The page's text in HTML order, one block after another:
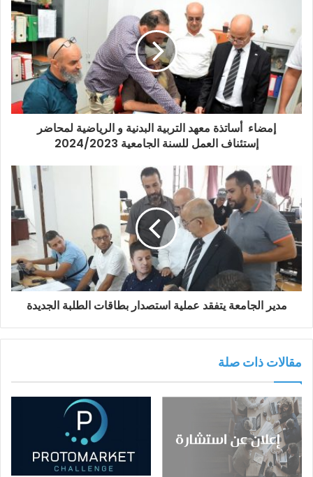
إمضاء أساتذة معهد التربية البدنية و الرياضية لمحاضر
إستئناف العمل للسنة الجامعية 2024/2023
مدير الجامعة يتفقد عملية استصدار بطاقات الطلبة الجديدة
مقالات ذات صلة